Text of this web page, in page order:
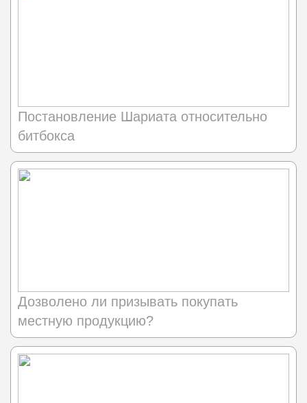
Постановление Шариата относительно
битбокса
Дозволено ли призывать покупать
местную продукцию?